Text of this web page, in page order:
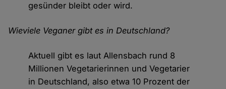
gesünder bleibt oder wird.
Wieviele Veganer gibt es in Deutschland?
Aktuell gibt es laut Allensbach rund 8
Millionen Vegetarierinnen und Vegetarier
in Deutschland, also etwa 10 Prozent der